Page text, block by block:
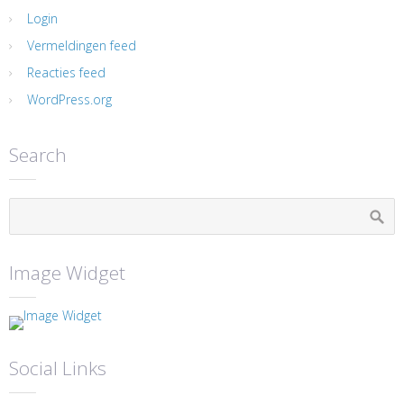
Login
Vermeldingen feed
Reacties feed
WordPress.org
Search
Image Widget
Social Links